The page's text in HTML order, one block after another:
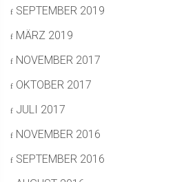
SEPTEMBER 2019
MÄRZ 2019
NOVEMBER 2017
OKTOBER 2017
JULI 2017
NOVEMBER 2016
SEPTEMBER 2016